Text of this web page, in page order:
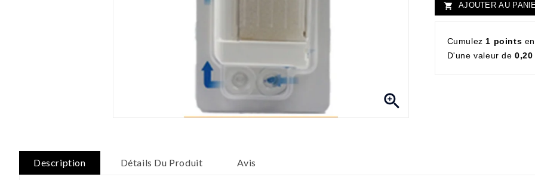

 AJOUTER AU
Cumulez1 points
D'une valeur de0,20
Description Détails Du Produit Avis